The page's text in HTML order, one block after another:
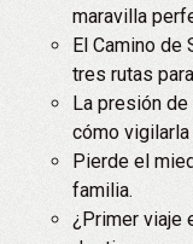
maravilla
El Camino de
tres rutas
La presión
cómo vigilarla
Pierde el
familia.
¿Primer viaje